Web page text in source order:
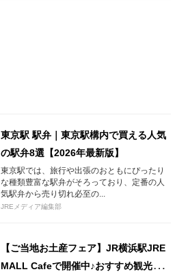
東京駅 駅弁｜東京駅構内で買える人気
の駅弁8選【2026年最新版】
東京駅では、旅行や出張のおともにぴったり
な種類豊富な駅弁がそろっており、定番の人
気駅弁から売り切れ必至の...
JREメディア編集部
【ご当地お土産フェア】JR横浜駅JRE
MALL Cafeで開催中♪おすすめ観光地